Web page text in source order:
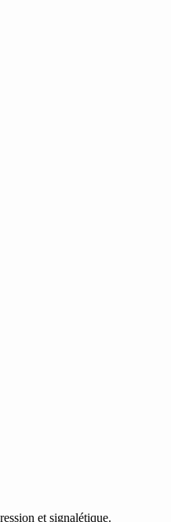
et signalétique.